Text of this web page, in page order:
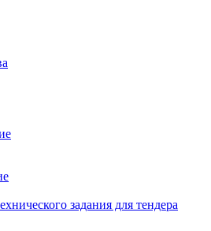
задания для тендера